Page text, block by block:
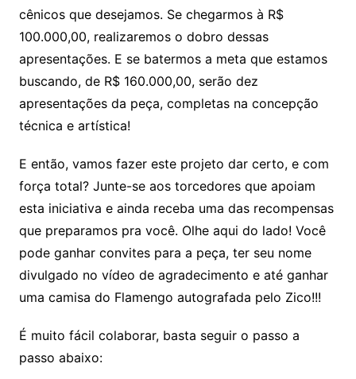
cênicos que desejamos. Se chegarmos à R$
100.000,00, realizaremos o dobro dessas
apresentações. E se batermos a meta que estamos
buscando, de R$ 160.000,00, serão dez
apresentações da peça, completas na concepção
técnica e artística!
E então, vamos fazer este projeto dar certo, e com
força total? Junte-se aos torcedores que apoiam
esta iniciativa e ainda receba uma das recompensas
que preparamos pra você. Olhe aqui do lado! Você
pode ganhar convites para a peça, ter seu nome
divulgado no vídeo de agradecimento e até ganhar
uma camisa do Flamengo autografada pelo Zico!!!
É muito fácil colaborar, basta seguir o passo a
passo abaixo: